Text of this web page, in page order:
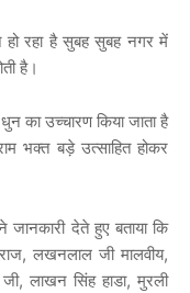
रहा है सुबह सुबह नगर में
है।
का उच्चारण किया जाता है
भक्त बड़े उत्साहित होकर
जानकारी देते हुए बताया कि
लखनलाल जी मालवीय,
लाखन सिंह हाडा, मुरली